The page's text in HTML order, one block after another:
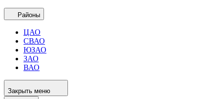
Районы
ЦАО
СВАО
ЮЗАО
ЗАО
ВАО
Закрыть меню